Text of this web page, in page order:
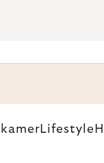
Lifestyle